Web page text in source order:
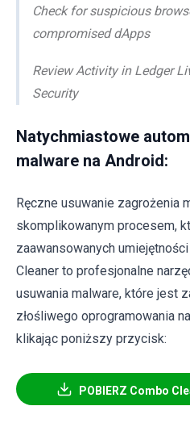
Check for suspicious
compromised dApps
Review Activity in Ledger
Security
Natychmiastowe
malware na Android:
Ręczne usuwanie zagrożenia
skomplikowanym procesem,
zaawansowanych
Cleaner to profesjonalne
usuwania malware, które jest
złośliwego oprogramowania
klikając poniższy przycisk:
POBIERZ Combo